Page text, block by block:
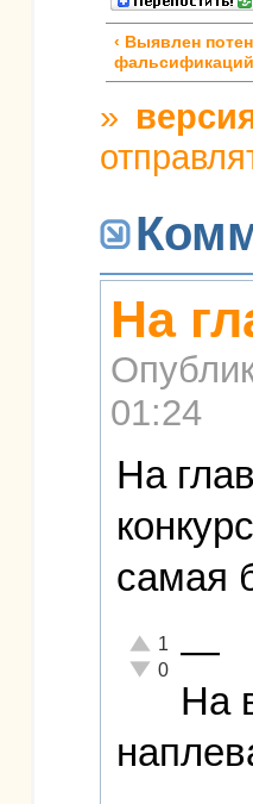
‹ Выявлен
фальсификаций
»
На
01:24
На
самая
Отлично!
1
Неадекватно!
0 —
На